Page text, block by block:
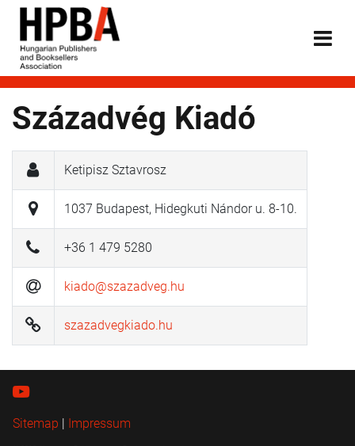
Századvég Kiadó
Ketipisz Sztavrosz
1037 Budapest, Hidegkuti Nándor u. 8-10.
+36 1 479 5280
kiado@szazadveg.hu
szazadvegkiado.hu
Sitemap | Impressum